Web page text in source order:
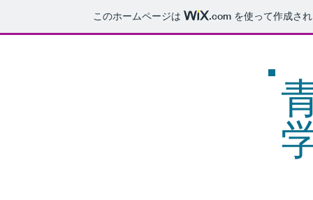
このホームページは .com を使って作成さ